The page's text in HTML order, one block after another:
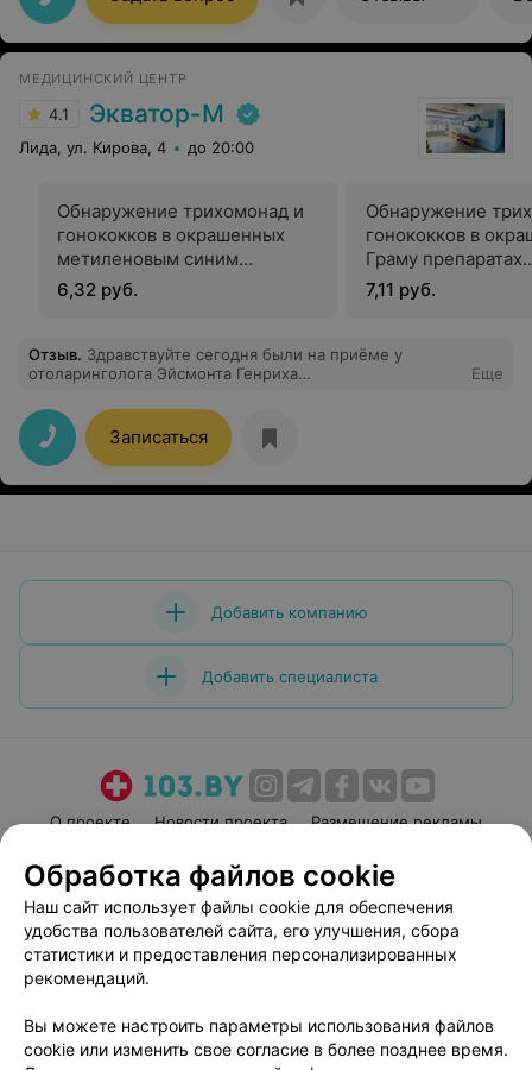
быстро делались, как раз Инвитро в этом очень
выручает.
МЕДИЦИНСКИЙ ЦЕНТР
4.1 Экватор-М
Лида, ул. Кирова, 4 до 20:00
Обнаружение трихомонад и
гонококков в окрашенных
метиленовым синим
препаратах отделяемого
мочеполовых органов в
6,32 руб.
Обнаружение
гонококков в
Граму препаратах
отделяемого
органов в
7,11 руб.
Отзыв. Здравствуйте сегодня были на приёме у
отоларинголога Эйсмонта Генриха
профессиональный приём,хотя это было не просто
связи с тем что у моего ребёнка РАС ,каждое его
действие он объяснял и рассказывал ему за
ранние,неторопил,показывал на примере ..(родители с
особенными детками знают насколько это
Еще
Записаться
Добавить компанию
Добавить специалиста
О проекте Новости проекта
Размещение рекламы
Пользовательское соглашение
Способы оплаты
Вакансии
Партнеры
Написать руководителю 103.by
Персональные настройки cookie
Обработка персональных данных
Обработка файлов cookie
Наш сайт использует файлы cookie для обеспечения
удобства пользователей сайта, его улучшения, сбора
статистики и предоставления персонализированных
рекомендаций.
Вы можете настроить параметры использования файлов
cookie или изменить свое согласие в более позднее время.